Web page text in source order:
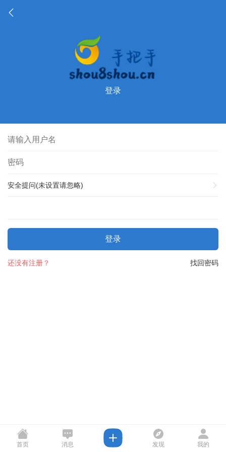
登录
安全提问(未设置请忽略)
登录
找回密码
还没有注册？
首页 消息 发现 我的